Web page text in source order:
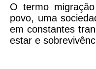
O termo
povo, uma
em constantes
estar e